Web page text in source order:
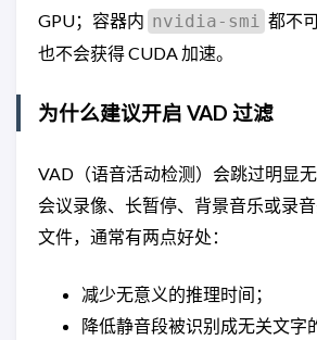
GPU；容器内 nvidia-smi 都不
也不会获得 CUDA 加速。
为什么建议开启 VAD 过滤
VAD（语音活动检测）会跳过明显
会议录像、长暂停、背景音乐或录
文件，通常有两点好处：
减少无意义的推理时间；
降低静音段被识别成无关文字